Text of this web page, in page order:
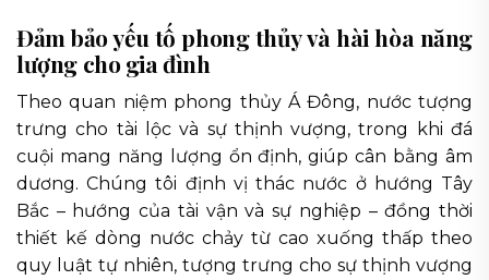
Đảm bảo yếu tố phong thủy và hài hòa năng
lượng cho gia đình
Theo quan niệm phong thủy Á Đông, nước tượng
trưng cho tài lộc và sự thịnh vượng, trong khi đá
cuội mang năng lượng ổn định, giúp cân bằng âm
dương. Chúng tôi định vị thác nước ở hướng Tây
Bắc – hướng của tài vận và sự nghiệp – đồng thời
thiết kế dòng nước chảy từ cao xuống thấp theo
quy luật tự nhiên, tượng trưng cho sự thịnh vượng